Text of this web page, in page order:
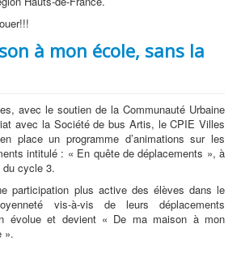
à mon école, sans la
avec le soutien de la Communauté Urbaine
avec la Société de bus Artis, le CPIE Villes
place un programme d’animations sur les
intitulé : « En quête de déplacements », à
cycle 3.
participation plus active des élèves dans le
vis-à-vis de leurs déplacements
évolue et devient « De ma maison à mon
».